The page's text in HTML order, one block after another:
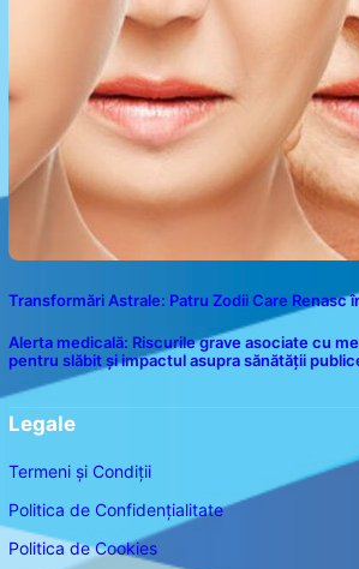
Transformări Astrale: Patru Zodii Care Renasc
Alerta medicală: Riscurile grave asociate cu
pentru slăbit și impactul asupra sănătății
Legale
Termeni și Condiții
Politica de Confidențialitate
Politica de Cookies